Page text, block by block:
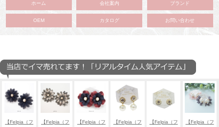
ホーム 会社案内 ブランド
OEM カタログ お問い合わせ
【Felpia（フ
【Felpia（フ
【Felpia（フ
【Felpia（フ
【Felpia（フ
【Felpia（フ